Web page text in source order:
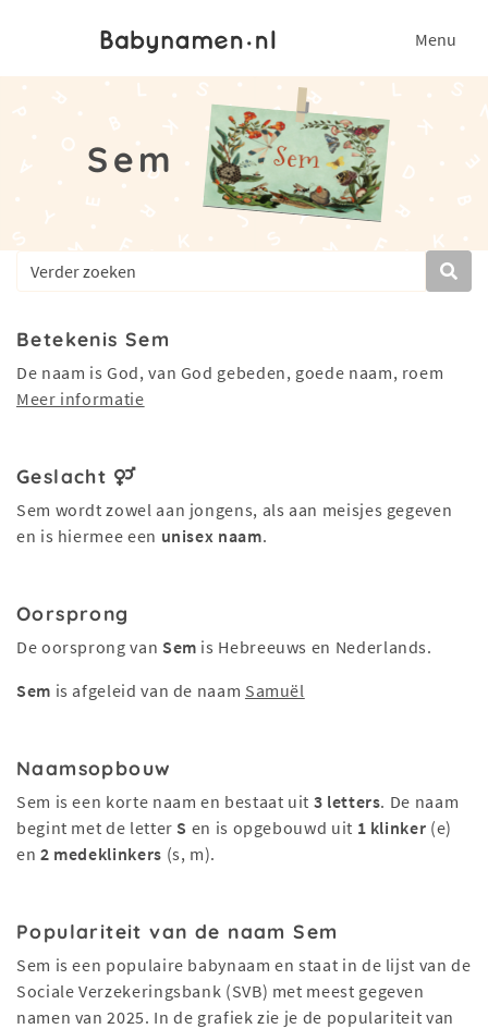
Menu
Sem
Betekenis Sem
De naam is God, van God gebeden, goede naam, roem
Meer informatie
Geslacht
Sem wordt zowel aan jongens, als aan meisjes gegeven
en is hiermee een unisex naam.
Oorsprong
De oorsprong van Sem is Hebreeuws en Nederlands.
Sem is afgeleid van de naam Samuël
Naamsopbouw
Sem is een korte naam en bestaat uit 3 letters. De naam
begint met de letter S en is opgebouwd uit 1 klinker (e)
en 2 medeklinkers (s, m).
Populariteit van de naam Sem
Sem is een populaire babynaam en staat in de lijst van de
Sociale Verzekeringsbank (SVB) met meest gegeven
namen van 2025. In de grafiek zie je de populariteit van